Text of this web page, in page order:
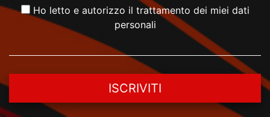
Ho letto e autorizzo il trattamento dei miei dati
personali
ISCRIVITI